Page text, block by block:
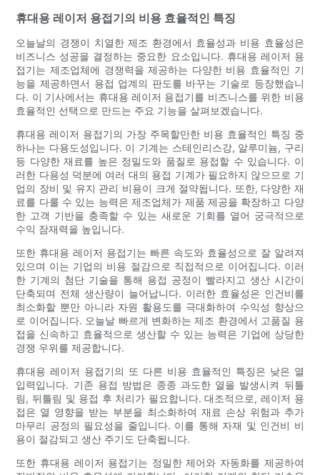
휴대용 레이저 용접기의 비용 효율적인 특징
오늘날의 경쟁이 치열한 제조 환경에서 효율성과 비용 효율성은
비즈니스 성공을 결정하는 중요한 요소입니다. 휴대용 레이저 용
접기는 제조업체에 경쟁력을 제공하는 다양한 비용 효율적인 기
능을 제공하면서 용접 업계의 판도를 바꾸는 기술로 등장했습니
다. 이 기사에서는 휴대용 레이저 용접기를 비즈니스를 위한 비용
효율적인 선택으로 만드는 주요 기능을 살펴보겠습니다.
휴대용 레이저 용접기의 가장 주목할만한 비용 효율적인 특징 중
하나는 다용도성입니다. 이 기계는 스테인리스강, 알루미늄, 구리
등 다양한 재료를 높은 정밀도와 품질로 용접할 수 있습니다. 이
러한 다용성 덕분에 여러 대의 용접 기계가 필요하지 않으므로 기
업의 장비 및 유지 관리 비용이 크게 절약됩니다. 또한, 다양한 재
료를 다룰 수 있는 능력은 제조업체가 제품 제공을 확장하고 다양
한 고객 기반을 충족할 수 있는 새로운 기회를 열어 궁극적으로
수익 잠재력을 높입니다.
또한 휴대용 레이저 용접기는 빠른 속도와 효율성으로 잘 알려져
있으며 이는 기업의 비용 절감으로 직접적으로 이어집니다. 이러
한 기계의 첨단 기술을 통해 용접 공정이 빨라지고 생산 시간이
단축되며 전체 생산량이 늘어납니다. 이러한 효율성은 인건비를
최소화할 뿐만 아니라 자원 활용도를 극대화하여 수익성 향상으
로 이어집니다. 오늘날 빠르게 변화하는 제조 환경에서 고품질 용
접을 신속하고 효율적으로 생산할 수 있는 능력은 기업에 상당한
경쟁 우위를 제공합니다.
휴대용 레이저 용접기의 또 다른 비용 효율적인 특징은 낮은 열
입력입니다. 기존 용접 방법은 종종 과도한 열을 발생시켜 뒤틀
림, 뒤틀림 및 용접 후 처리가 필요합니다. 대조적으로, 레이저 용
접은 열 영향을 받는 부분을 최소화하여 재료 손상 위험과 추가
마무리 공정의 필요성을 줄입니다. 이를 통해 자재 및 인건비 비
용이 절감되고 생산 주기도 단축됩니다.
또한 휴대용 레이저 용접기는 정밀한 제어와 자동화를 제공하여